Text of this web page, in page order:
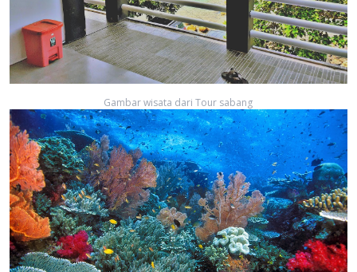
Gambar wisata dari Tour sabang